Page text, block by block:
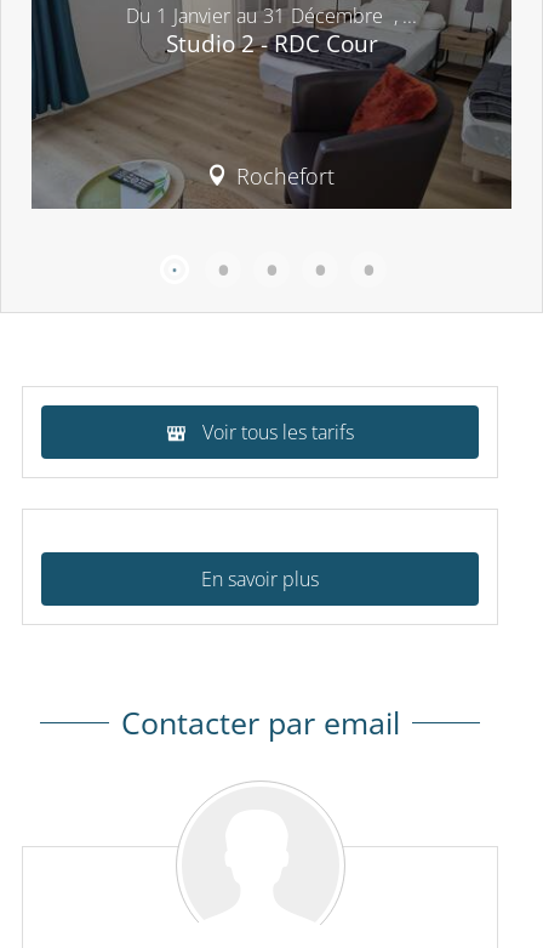
Du 1 Janvier au 31 Décembre , ...
Studio 2 - RDC Cour
Rochefort
Voir tous les tarifs
En savoir plus
Contacter par email